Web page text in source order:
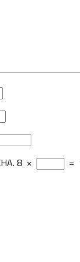
8 × =